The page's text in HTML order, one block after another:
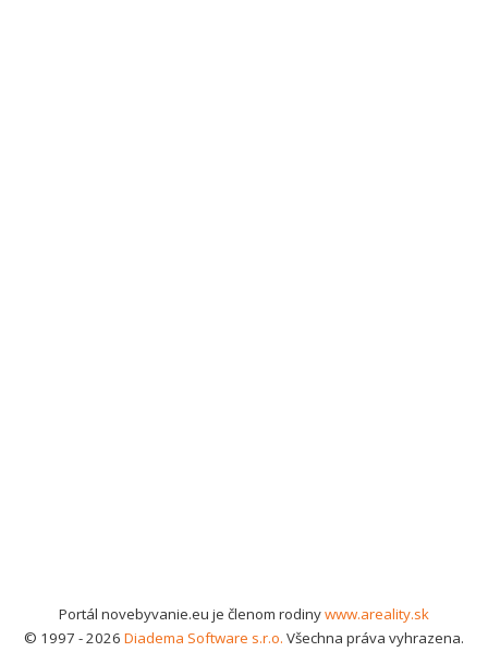
Portál novebyvanie.eu je členom rodinywww.areality.sk
© 1997 - 2026 Diadema Software s.r.o. Všechna práva vyhrazena.